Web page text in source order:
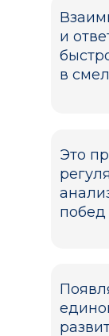
и
в
Это
побед